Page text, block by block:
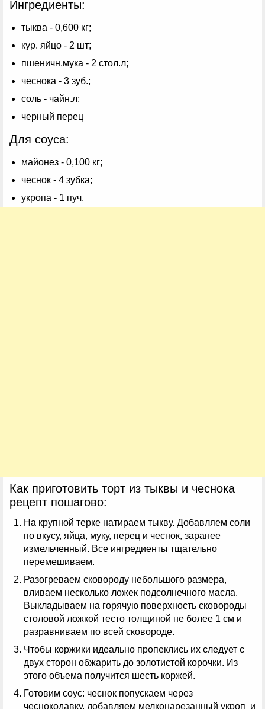
Ингредиенты:
тыква - 0,600 кг;
кур. яйцо - 2 шт;
пшеничн.мука - 2 стол.л;
чеснока - 3 зуб.;
соль - чайн.л;
черный перец
Для соуса:
майонез - 0,100 кг;
чеснок - 4 зубка;
укропа - 1 пуч.
Как приготовить торт из тыквы и чеснока
рецепт пошагово:
На крупной терке натираем тыкву. Добавляем соли
по вкусу, яйца, муку, перец и чеснок, заранее
измельченный. Все ингредиенты тщательно
перемешиваем.
Разогреваем сковороду небольшого размера,
вливаем несколько ложек подсолнечного масла.
Выкладываем на горячую поверхность сковороды
столовой ложкой тесто толщиной не более 1 см и
разравниваем по всей сковороде.
Чтобы коржики идеально пропеклись их следует с
двух сторон обжарить до золотистой корочки. Из
этого объема получится шесть коржей.
Готовим соус: чеснок попускаем через
чеснокодавку, добавляем мелконарезанный укроп и